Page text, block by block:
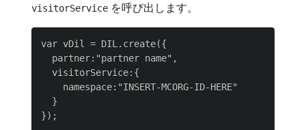
visitorService を呼び出します。
var vDil = DIL.create({
  partner:"partner name",
  visitorService:{
    namespace:"INSERT-MCORG-ID-HERE"
  }